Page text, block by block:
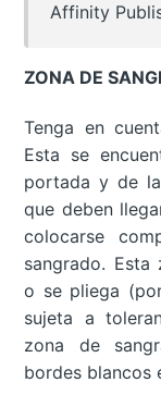
Affinity
ZONA DE
Tenga en
Esta se
portada y de
que deben
colocarse
sangrado. Esta
o se pliega
sujeta a
zona de
bordes blancos